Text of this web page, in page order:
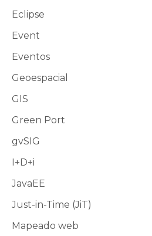
Eclipse
Event
Eventos
Geoespacial
GIS
Green Port
gvSIG
I+D+i
JavaEE
Just-in-Time (JiT)
Mapeado web